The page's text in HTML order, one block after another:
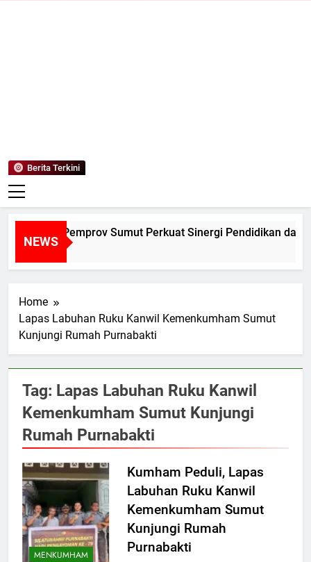
Berita Terkini
NEWS
dan Pemprov Sumut Perkuat Sinergi Pendidikan dan
Ago
Home
Lapas Labuhan Ruku Kanwil Kemenkumham Sumut
Kunjungi Rumah Purnabakti
Tag: Lapas Labuhan Ruku Kanwil
Kemenkumham Sumut Kunjungi
Rumah Purnabakti
MENKUMHAM
Kumham Peduli, Lapas
Labuhan Ruku Kanwil
Kemenkumham Sumut
Kunjungi Rumah
Purnabakti